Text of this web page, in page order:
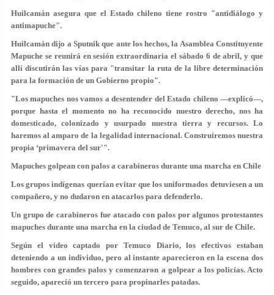
Huilcamán asegura que el Estado chileno tiene rostro "antidiálogo y
antimapuche".
Huilcamán dijo a Sputnik que ante los hechos, la Asamblea Constituyente
Mapuche se reunirá en sesión extraordinaria el sábado 6 de abril, y que
allí discutirán las vías para "transitar la ruta de la libre determinación
para la formación de un Gobierno propio".
"Los mapuches nos vamos a desentender del Estado chileno —explicó—,
porque hasta el momento no ha reconocido nuestro derecho, nos ha
domesticado, colonizado y usurpado nuestra tierra y recursos. Lo
haremos al amparo de la legalidad internacional. Construiremos nuestra
propia ‘primavera del sur'".
Mapuches golpean con palos a carabineros durante una marcha en Chile
Los grupos indígenas querían evitar que los uniformados detuviesen a un
compañero, y no dudaron en atacarlos para defenderlo.
Un grupo de carabineros fue atacado con palos por algunos protestantes
mapuches durante una marcha en la ciudad de Temuco, al sur de Chile.
Según el video captado por Temuco Diario,los efectivos estaban
deteniendo a un individuo, pero al instante aparecieron en la escena dos
hombres con grandes palos y comenzaron a golpear a los policías. Acto
seguido, apareció un tercero para propinarles patadas.